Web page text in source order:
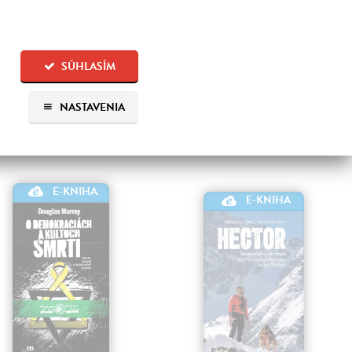
SÚHLASÍM
NASTAVENIA
správou.
Na stiahnutie akoEPUB
MOBIaPDF
E-KNIHA
E-KNIHA